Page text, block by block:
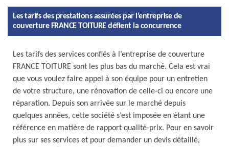
Les tarifs des prestations assurées par l’entreprise de
couverture FRANCE TOITURE défient la concurrence
Les tarifs des services confiés à l’entreprise de couverture
FRANCE TOITURE sont les plus bas du marché. Cela est vrai
que vous voulez faire appel à son équipe pour un entretien
de votre structure, une rénovation de celle-ci ou encore une
réparation. Depuis son arrivée sur le marché depuis
quelques années, cette société s’est imposée en étant une
référence en matière de rapport qualité-prix. Pour en savoir
plus sur ses services et pour demander un devis détaillé,